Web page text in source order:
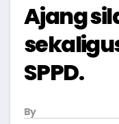
Ajang
SPPD.
By